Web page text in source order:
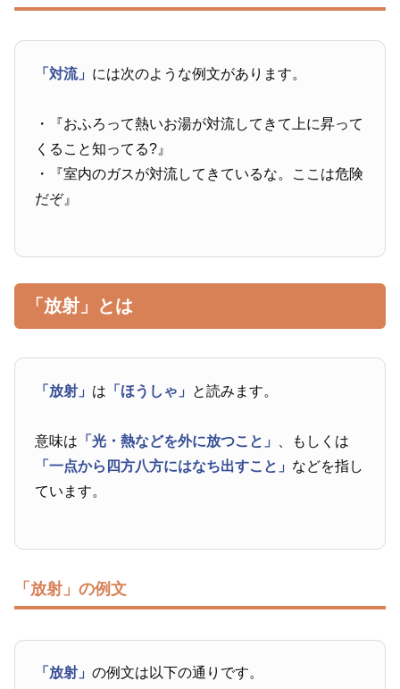
「対流」 には次のような例文があります。
・『おふろって熱いお湯が対流してきて上に昇って
くること知ってる?』
・『室内のガスが対流してきているな。ここは危険
だぞ』
「放射」とは
「放射」 は 「ほうしゃ」 と読みます。
意味は 「光・熱などを外に放つこと」
、もしくは
「一点から四方八方にはなち出すこと」 などを指し
ています。
「放射」の例文
「放射」の例文は以下の通りです。